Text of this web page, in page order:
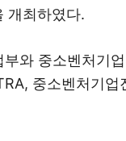
개최하였다.
와 중소벤처기
중소벤처기업